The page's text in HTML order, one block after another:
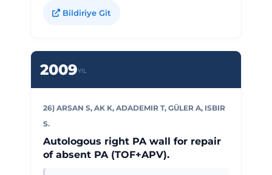
Bildiriye Git
2009YIL
26) ARSAN S, AK K, ADADEMIR T, GÜLER A, ISBIR
S.
Autologous right PA wall for repair
of absent PA (TOF+APV).